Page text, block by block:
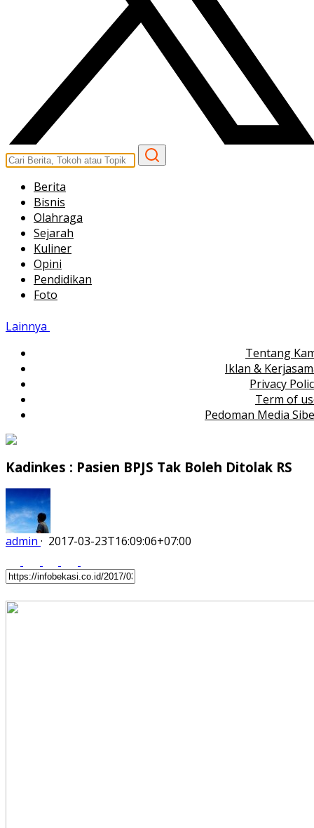
Berita
Bisnis
Olahraga
Sejarah
Kuliner
Opini
Pendidikan
Foto
Lainnya
Tentang
Iklan &
Privacy
Term of
Pedoman Media
Kadinkes : Pasien BPJS Tak Boleh Ditolak RS
admin · 2017-03-23T16:09:06+07:00